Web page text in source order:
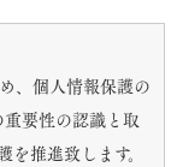
、個人情報保護の
要性の認識と取
を推進致します。